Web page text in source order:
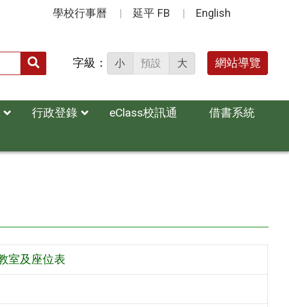
學校行事曆 延平 FB English
送出 字級： 小 預設 大 網站導覽
行政登錄 eClass校訊通
借書系統
室及座位表